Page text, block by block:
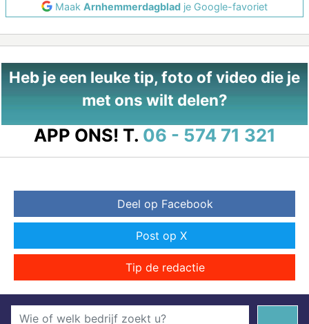
Maak Arnhemmerdagblad je Google-favoriet
Heb je een leuke tip, foto of video die je
met ons wilt delen?
APP ONS! T. 06 - 574 71 321
Deel op Facebook
Post op X
Tip de redactie